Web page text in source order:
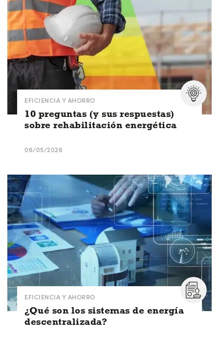
EFICIENCIA Y AHORRO
10 preguntas (y sus respuestas)
sobre rehabilitación energética
06/05/2026
EFICIENCIA Y AHORRO
¿Qué son los sistemas de energía
descentralizada?